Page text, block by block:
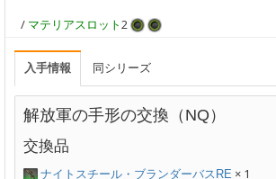
/ マテリアスロット2
入手情報 同シリーズ
解放軍の手形の交換（NQ）
交換品
ナイトスチール・ブランダーバスRE × 1